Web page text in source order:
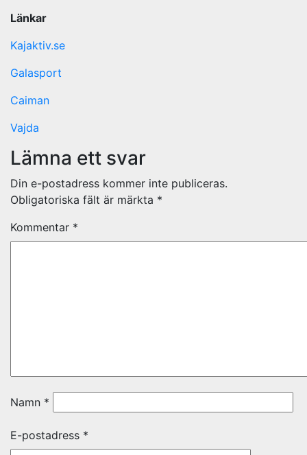
Länkar
Kajaktiv.se
Galasport
Caiman
Vajda
Lämna ett svar
Din e-postadress kommer inte publiceras.
Obligatoriska fält är märkta *
Kommentar *
Namn *
E-postadress *